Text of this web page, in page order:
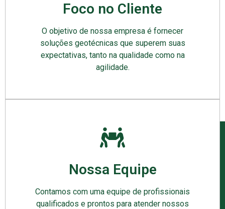
Foco no Cliente
O objetivo de nossa empresa é fornecer
soluções geotécnicas que superem suas
expectativas, tanto na qualidade como na
agilidade.
Nossa Equipe
Contamos com uma equipe de profissionais
qualificados e prontos para atender nossos